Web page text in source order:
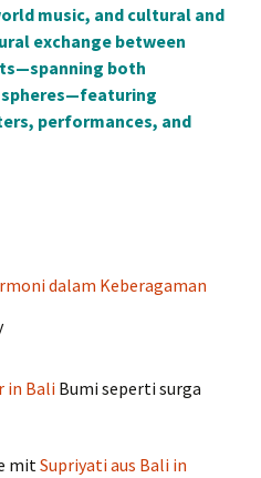
music, and cultural and
exchange between
both
performances, and
dalam Keberagaman
in BaliBumi seperti surga
mitSupriyati aus Bali in